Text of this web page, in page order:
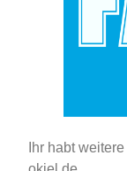
Ihr habt